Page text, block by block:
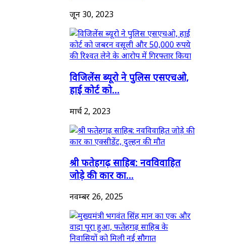
जून 30, 2023
विजिलेंस ब्यूरो ने पुलिस एसएचओ,
हाई कोर्ट को...
मार्च 2, 2023
श्री फतेहगढ़ साहिब: नवविवाहित
जोड़े की कार का...
नवम्बर 26, 2025